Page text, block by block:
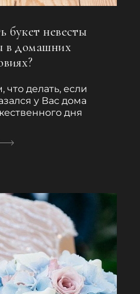
букет невесты
в домашних
что делать, если
у Вас дома
дня